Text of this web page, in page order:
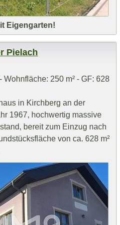
Eigengarten!
Pielach
Wohnfläche: 250 m² - GF: 628
in Kirchberg an der
1967, hochwertig massive
bereit zum Einzug nach
von ca. 628 m²